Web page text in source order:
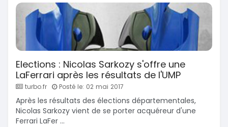
Elections : Nicolas Sarkozy s'offre une
LaFerrari après les résultats de l'UMP
turbo.fr Posté le: 02 mai 2017
Après les résultats des élections départementales,
Nicolas Sarkozy vient de se porter acquéreur d'une
Ferrari LaFer ...